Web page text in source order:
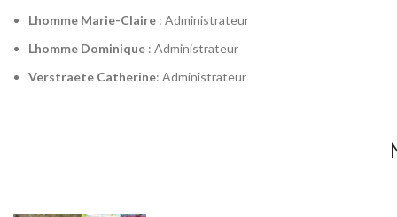
Lhomme Marie-Claire : Administrateur
Lhomme Dominique : Administrateur
Verstraete Catherine: Administrateur